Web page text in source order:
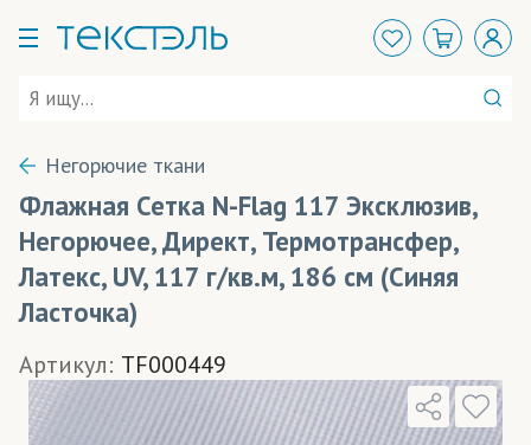
Негорючие ткани
Флажная Сетка N-Flag 117 Эксклюзив,
Негорючее, Директ, Термотрансфер,
Латекс, UV, 117 г/кв.м, 186 см (Синяя
Ласточка)
Артикул: TF000449